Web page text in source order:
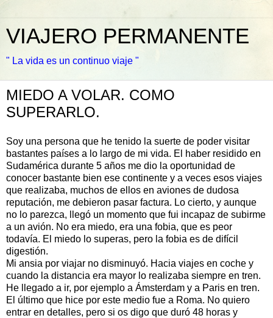
VIAJERO PERMANENTE
" La vida es un continuo viaje "
MIEDO A VOLAR. COMO
SUPERARLO.
Soy una persona que he tenido la suerte de poder visitar
bastantes países a lo largo de mi vida. El haber residido en
Sudamérica durante 5 años me dio la oportunidad de
conocer bastante bien ese continente y a veces esos viajes
que realizaba, muchos de ellos en aviones de dudosa
reputación, me debieron pasar factura. Lo cierto, y aunque
no lo parezca, llegó un momento que fui incapaz de subirme
a un avión. No era miedo, era una fobia, que es peor
todavía. El miedo lo superas, pero la fobia es de difícil
digestión.
Mi ansia por viajar no disminuyó. Hacia viajes en coche y
cuando la distancia era mayor lo realizaba siempre en tren.
He llegado a ir, por ejemplo a Ámsterdam y a Paris en tren.
El último que hice por este medio fue a Roma. No quiero
entrar en detalles, pero si os digo que duró 48 horas y